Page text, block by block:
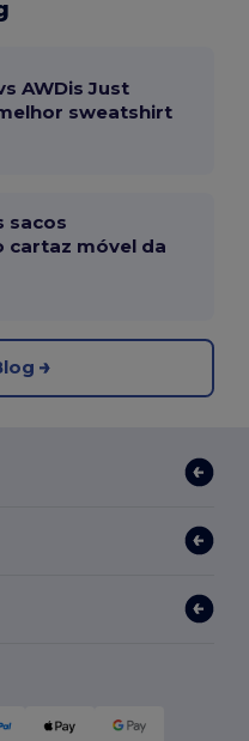
AWDis Just
sweatshirt
sacos
cartaz móvel da